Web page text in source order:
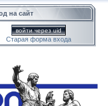
на сайт
войти через uid
Старая форма входа